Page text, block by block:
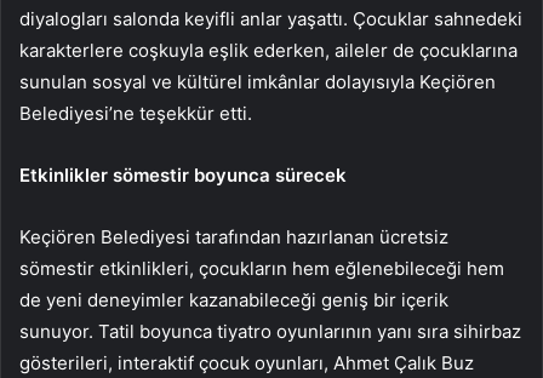
diyalogları salonda keyifli anlar yaşattı. Çocuklar sahnedeki
karakterlere coşkuyla eşlik ederken, aileler de çocuklarına
sunulan sosyal ve kültürel imkânlar dolayısıyla Keçiören
Belediyesi’ne teşekkür etti.
Etkinlikler sömestir boyunca sürecek
Keçiören Belediyesi tarafından hazırlanan ücretsiz
sömestir etkinlikleri, çocukların hem eğlenebileceği hem
de yeni deneyimler kazanabileceği geniş bir içerik
sunuyor. Tatil boyunca tiyatro oyunlarının yanı sıra sihirbaz
gösterileri, interaktif çocuk oyunları, Ahmet Çalık Buz